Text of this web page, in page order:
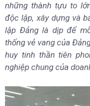
những thành tựu to
độc lập, xây dựng và
lập Đảng là dịp để
thống vẻ vang của
huy tinh thần tiên
nghiệp chung của